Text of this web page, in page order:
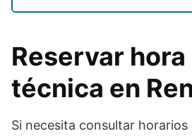
Reservar
técnica en
Si necesita consultar